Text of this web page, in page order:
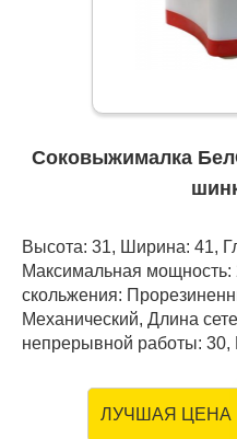
Соковыжималка
Высота: 31, Ширина: 41,
Максимальная мощность:
скольжения:
Механический, Длина
непрерывной работы: 30,
ЛУЧШАЯ ЦЕНА